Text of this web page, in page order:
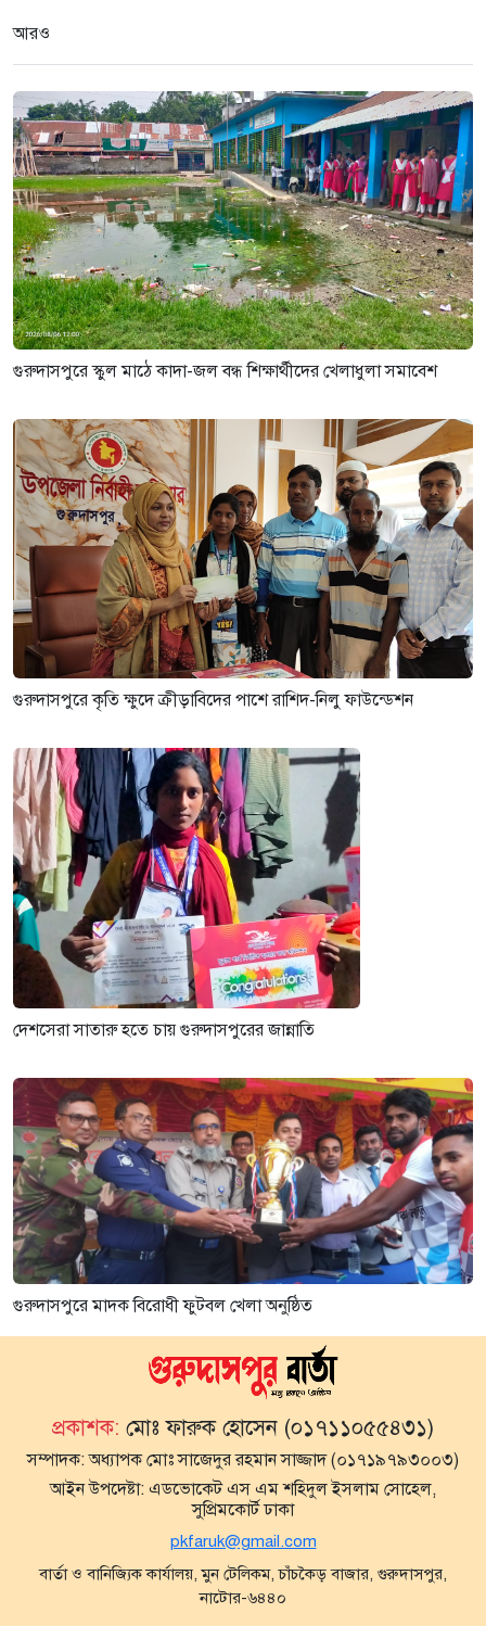
আরও
গুরুদাসপুরে স্কুল মাঠে কাদা-জল বন্ধ শিক্ষার্থীদের খেলাধুলা সমাবেশ
গুরুদাসপুরে কৃতি ক্ষুদে ক্রীড়াবিদের পাশে রাশিদ-নিলু ফাউন্ডেশন
দেশসেরা সাতারু হতে চায় গুরুদাসপুরের জান্নাতি
গুরুদাসপুরে মাদক বিরোধী ফুটবল খেলা অনুষ্ঠিত
প্রকাশক: মোঃ ফারুক হোসেন (০১৭১১০৫৫৪৩১)
সম্পাদক:অধ্যাপক মোঃ সাজেদুর রহমান সাজ্জাদ (০১৭১৯৭৯৩০০৩)
আইন উপদেষ্টা: এডভোকেট এস এম শহিদুল ইসলাম সোহেল,
সুপ্রিমকোর্ট ঢাকা
pkfaruk@gmail.com
বার্তা ও বানিজ্যিক কার্যালয়, মুন টেলিকম, চাঁচকৈড় বাজার, গুরুদাসপুর,
নাটোর-৬৪৪০